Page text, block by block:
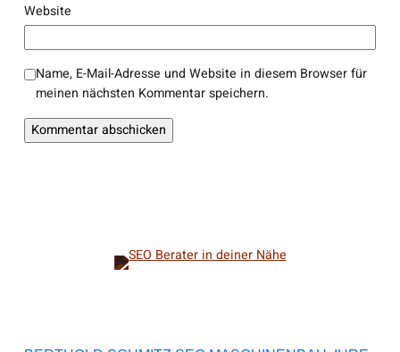
Website
Name, E-Mail-Adresse und Website in diesem Browser für
meinen nächsten Kommentar speichern.